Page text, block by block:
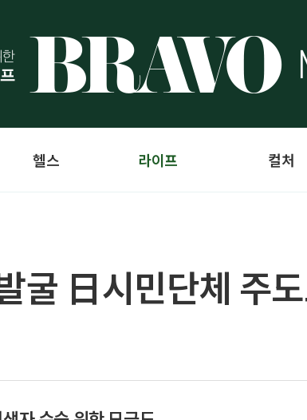
헬스 라이프 컬처
굴 日시민단체 주